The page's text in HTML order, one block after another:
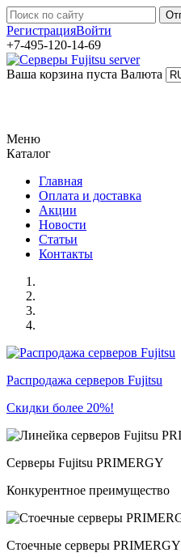
РегистрацияВойти
+7-495-120-14-69
Ваша корзина пуста Валюта
Меню
Каталог
Главная
Оплата и доставка
Акции
Новости
Статьи
Контакты
Распродажа серверов Fujitsu
Скидки более 20%!
Серверы Fujitsu PRIMERGY
Конкурентное преимущество
Стоечные серверы PRIMERGY